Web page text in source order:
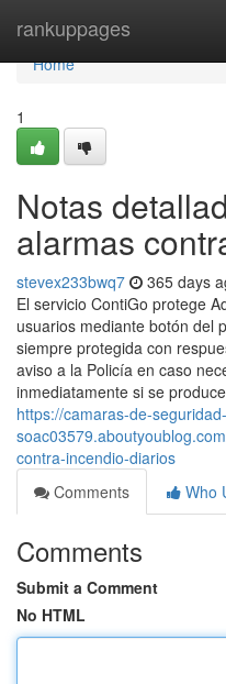
rankuppages
Home
Home
1
Notas
alarmas
stevex233bwq7 365 days
El servicio ContiGo protege
usuarios mediante botón del
siempre protegida con
aviso a la Policía en caso
inmediatamente si se
https://camaras-de-seguridad-
contra-incendio-diarios
Comments
Who
Comments
Submit a Comment
No HTML